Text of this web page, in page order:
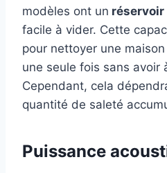
modèles ont un réservoir
facile à vider. Cette
pour nettoyer une
une seule fois sans avoir
Cependant, cela
quantité de saleté
Puissance